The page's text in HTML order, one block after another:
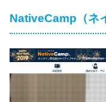
NativeCamp（ネ